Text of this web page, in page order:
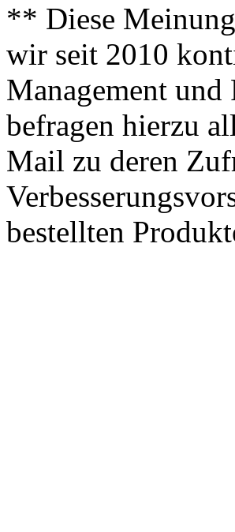
** Diese
wir seit 2010
Management
befragen hierzu
Mail zu deren
bestellten